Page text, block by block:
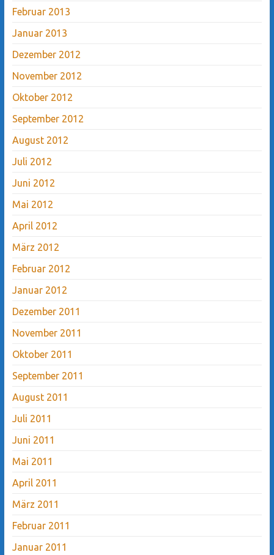
Februar 2013
Januar 2013
Dezember 2012
November 2012
Oktober 2012
September 2012
August 2012
Juli 2012
Juni 2012
Mai 2012
April 2012
März 2012
Februar 2012
Januar 2012
Dezember 2011
November 2011
Oktober 2011
September 2011
August 2011
Juli 2011
Juni 2011
Mai 2011
April 2011
März 2011
Februar 2011
Januar 2011